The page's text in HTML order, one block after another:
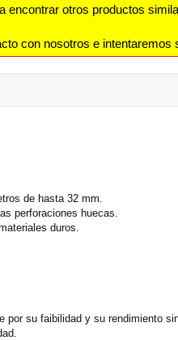
encontrar otros productos
con nosotros e intentaremos
de hasta 32 mm.
perforaciones huecas.
duros.
su faibilidad y su rendimiento